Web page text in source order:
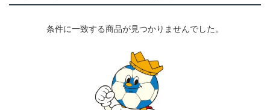
条件に一致する商品が見つかりませんでした。